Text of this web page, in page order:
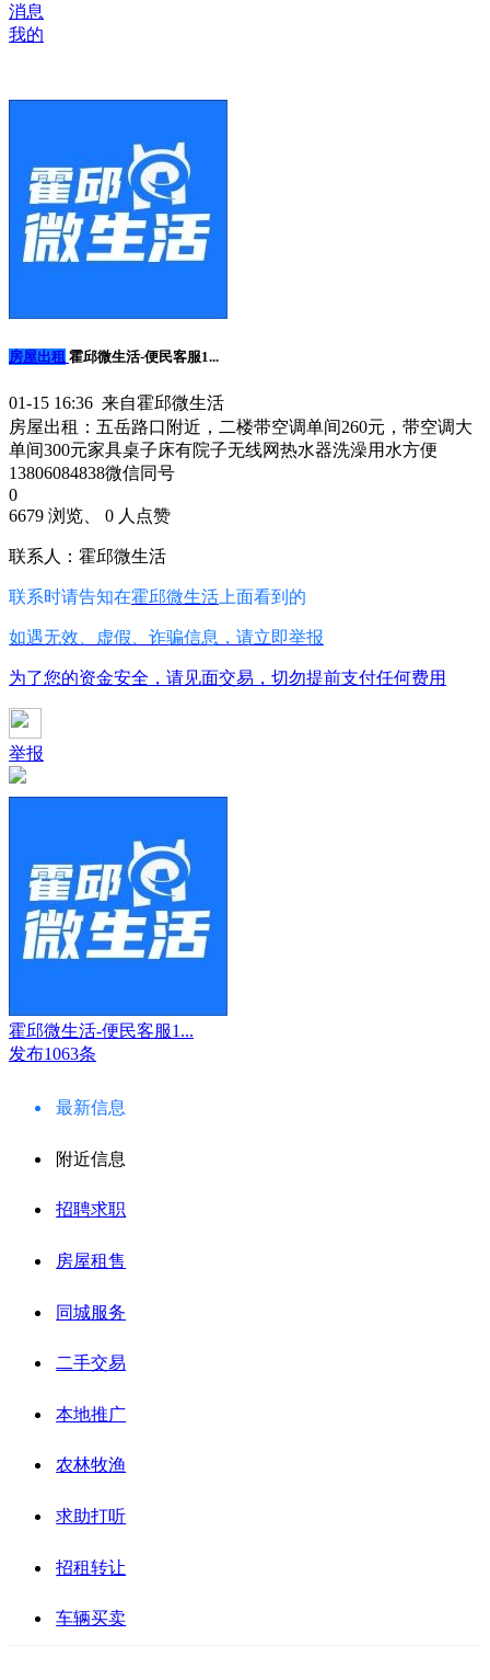
消息
我的
房屋出租 霍邱微生活-便民客服1...
01-15 16:36 来自霍邱微生活
房屋出租：五岳路口附近，二楼带空调单间260元，带空调大
单间300元家具桌子床有院子无线网热水器洗澡用水方便
13806084838微信同号
0
6679 浏览、 0 人点赞
联系人：霍邱微生活
联系时请告知在霍邱微生活 上面看到的
如遇无效、虚假、诈骗信息，请立即举报
为了您的资金安全，请见面交易，切勿提前支付任何费用
举报
霍邱微生活-便民客服1...
发布1063条
最新信息
附近信息
招聘求职
房屋租售
同城服务
二手交易
本地推广
农林牧渔
求助打听
招租转让
车辆买卖